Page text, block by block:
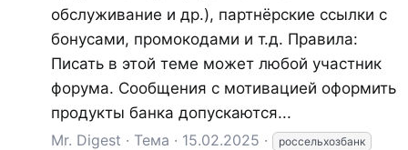
обслуживание и др.), партнёрские ссылки с
бонусами, промокодами и т.д. Правила:
Писать в этой теме может любой участник
форума. Сообщения с мотивацией оформить
продукты банка допускаются...
Mr. Digest
Тема 15.02.2025
россельхозбанк